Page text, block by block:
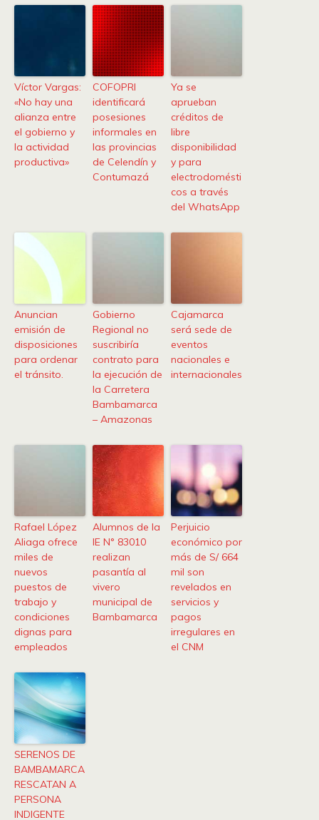
Víctor Vargas:
«No hay una
alianza entre
el gobierno y
la actividad
productiva»
COFOPRI
identificará
posesiones
informales en
las provincias
de Celendín y
Contumazá
Ya se
aprueban
créditos de
libre
disponibilidad
y para
electrodomésti
cos a través
del WhatsApp
Anuncian
emisión de
disposiciones
para ordenar
el tránsito.
Gobierno
Regional no
suscribiría
contrato para
la ejecución de
la Carretera
Bambamarca
– Amazonas
Cajamarca
será sede de
eventos
nacionales e
internacionales
Rafael López
Aliaga ofrece
miles de
nuevos
puestos de
trabajo y
condiciones
dignas para
empleados
Alumnos de la
IE N° 83010
realizan
pasantía al
vivero
municipal de
Bambamarca
Perjuicio
económico por
más de S/ 664
mil son
revelados en
servicios y
pagos
irregulares en
el CNM
SERENOS DE
BAMBAMARCA
RESCATAN A
PERSONA
INDIGENTE